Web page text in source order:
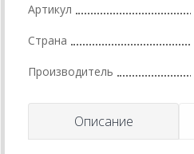
Артикул
Страна
Производитель
Описание